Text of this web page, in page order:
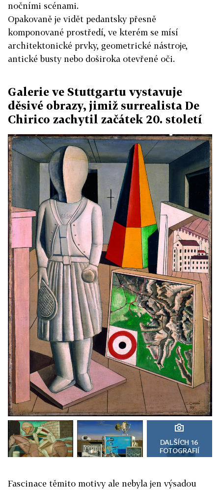
nočními scénami.
Opakovaně je vidět pedantsky přesně
komponované prostředí, ve kterém se mísí
architektonické prvky, geometrické nástroje,
antické busty nebo doširoka otevřené oči.
Galerie ve Stuttgartu vystavuje
děsivé obrazy, jimiž surrealista De
Chirico zachytil začátek 20. století
DALŠÍCH 16
FOTOGRAFIÍ
Fascinace těmito motivy ale nebyla jen výsadou